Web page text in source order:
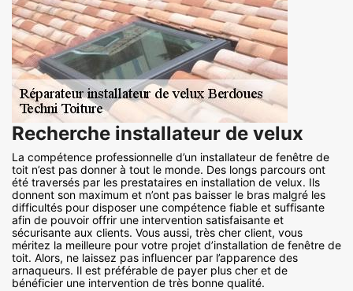
Recherche installateur de velux
La compétence professionnelle d’un installateur de fenêtre de
toit n’est pas donner à tout le monde. Des longs parcours ont
été traversés par les prestataires en installation de velux. Ils
donnent son maximum et n’ont pas baisser le bras malgré les
difficultés pour disposer une compétence fiable et suffisante
afin de pouvoir offrir une intervention satisfaisante et
sécurisante aux clients. Vous aussi, très cher client, vous
méritez la meilleure pour votre projet d’installation de fenêtre de
toit. Alors, ne laissez pas influencer par l’apparence des
arnaqueurs. Il est préférable de payer plus cher et de
bénéficier une intervention de très bonne qualité.